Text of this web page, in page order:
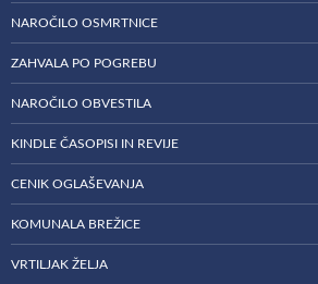
NAROČILO OSMRTNICE
ZAHVALA PO POGREBU
NAROČILO OBVESTILA
KINDLE ČASOPISI IN REVIJE
CENIK OGLAŠEVANJA
KOMUNALA BREŽICE
VRTILJAK ŽELJA